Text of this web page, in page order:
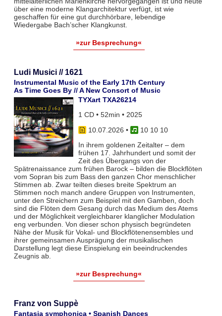
über eine moderne Klangarchitektur verfügt, ist wie
geschaffen für eine gut durchhörbare, lebendige
Wiedergabe Bach’scher Klangkunst.
»zur Besprechung«
Ludi Musici // 1621
Instrumental Music of the Early 17th Century
As Time Goes By // A New Consort of Music
TYXart TXA26214
1 CD • 52min • 2025
10.07.2026 •
10 10 10
In ihrem goldenen Zeitalter – dem
frühen 17. Jahrhundert und somit der
Zeit des Übergangs von der
Spätrenaissance zum frühen Barock – bilden die Blockflöten
vom Sopran bis zum Bass den ganzen Chor menschlicher
Stimmen ab. Zwar teil­ten dieses breite Spektrum an
Stimmen noch manch andere Gruppen von Instrumenten,
unter den Streichern zum Bei­spiel mit den Gamben, doch
sind die Flöten dem Gesang durch das Medium des Atems
und der Möglichkeit vergleich­barer klanglicher Modulation
eng verbunden. Von dieser schon physisch begründeten
Nähe der Musik für Vokal- und Blockflö­tenensembles und
ihrer gemeinsamen Ausprägung der musikalischen
Darstellung legt diese Einspielung ein beeindruckendes
Zeugnis ab.
»zur Besprechung«
Franz von Suppè
Fantasia symphonica • Spanish Dances